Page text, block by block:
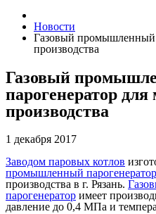
Новости
Газовый промышленный
производства
Газовый
парогенератор для
производства
1 декабря 2017
Заводом паровых котлов
промышленный
производства в г. Рязань.
парогенератор имеет
давление до 0,4 МПа и